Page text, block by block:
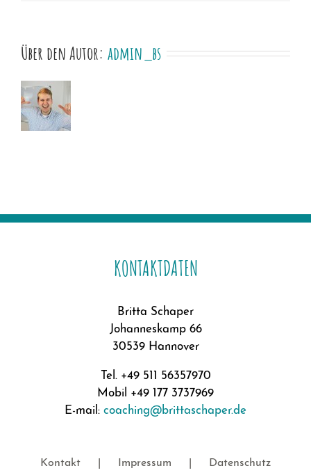
Über den Autor: admin_bs
KONTAKTDATEN
Britta Schaper
Johanneskamp 66
30539 Hannover
Tel. +49 511 56357970
Mobil +49 177 3737969
E-mail: coaching@brittaschaper.de
Kontakt Impressum Datenschutz